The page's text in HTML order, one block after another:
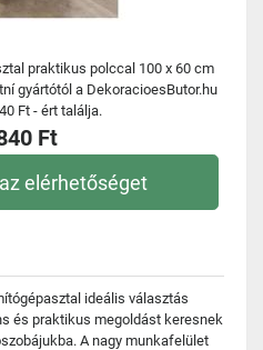
praktikus polccal 100 x 60 cm
gyártótól a DekoracioesButor.hu
Ft - ért találja.
Ft
elérhetőséget
ideális választás
és praktikus megoldást keresnek
A nagy munkafelület